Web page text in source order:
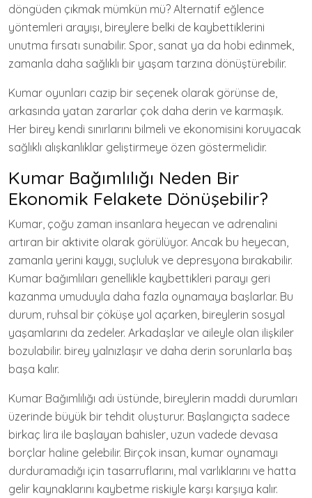
döngüden çıkmak mümkün mü? Alternatif eğlence
yöntemleri arayışı, bireylere belki de kaybettiklerini
unutma fırsatı sunabilir. Spor, sanat ya da hobi edinmek,
zamanla daha sağlıklı bir yaşam tarzına dönüştürebilir.
Kumar oyunları cazip bir seçenek olarak görünse de,
arkasında yatan zararlar çok daha derin ve karmaşık.
Her birey kendi sınırlarını bilmeli ve ekonomisini koruyacak
sağlıklı alışkanlıklar geliştirmeye özen göstermelidir.
Kumar Bağımlılığı Neden Bir
Ekonomik Felakete Dönüşebilir?
Kumar, çoğu zaman insanlara heyecan ve adrenalini
artıran bir aktivite olarak görülüyor. Ancak bu heyecan,
zamanla yerini kaygı, suçluluk ve depresyona bırakabilir.
Kumar bağımlıları genellikle kaybettikleri parayı geri
kazanma umuduyla daha fazla oynamaya başlarlar. Bu
durum, ruhsal bir çöküşe yol açarken, bireylerin sosyal
yaşamlarını da zedeler. Arkadaşlar ve aileyle olan ilişkiler
bozulabilir. birey yalnızlaşır ve daha derin sorunlarla baş
başa kalır.
Kumar Bağımlılığı adı üstünde, bireylerin maddi durumları
üzerinde büyük bir tehdit oluşturur. Başlangıçta sadece
birkaç lira ile başlayan bahisler, uzun vadede devasa
borçlar haline gelebilir. Birçok insan, kumar oynamayı
durduramadığı için tasarruflarını, mal varlıklarını ve hatta
gelir kaynaklarını kaybetme riskiyle karşı karşıya kalır.